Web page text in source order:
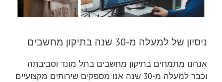
ניסיון של למעלה מ-30 שנה בתיקון מחשבים
אנחנו מתמחים בתיקון מחשבים בתל מונד וסביבתה
וכבר למעלה מ-30 שנה אנו מספקים שירותים מקצועיים